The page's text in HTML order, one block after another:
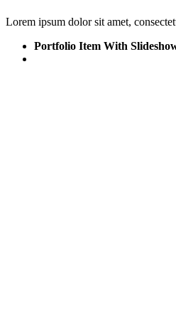
Lorem ipsum dolor sit amet,
Portfolio Item With